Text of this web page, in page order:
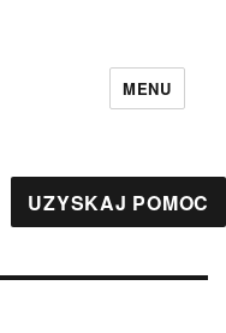
MENU
UZYSKAJ POMOC